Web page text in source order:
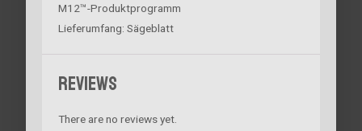
M12™-Produktprogramm
Lieferumfang: Sägeblatt
Reviews
There are no reviews yet.